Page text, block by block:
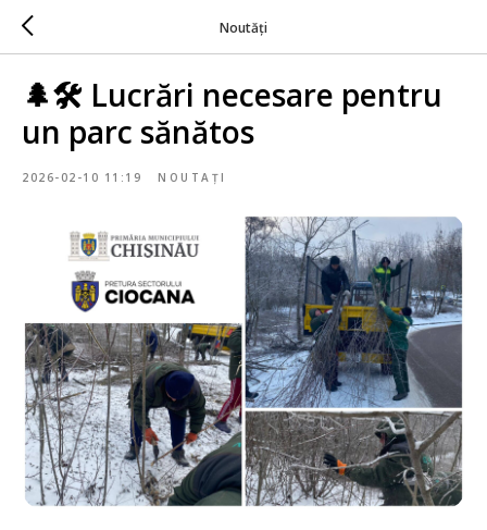
Noutăți
🌲🛠️ Lucrări necesare pentru
un parc sănătos
2026-02-10 11:19 NOUTAȚI